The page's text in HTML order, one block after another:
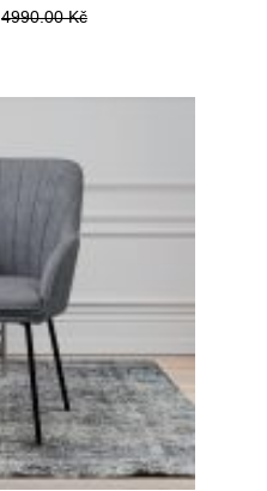
4990.00 Kč